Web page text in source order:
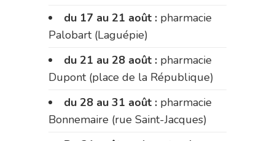
du 17 au 21 août : pharmacie
Palobart (Laguépie)
du 21 au 28 août : pharmacie
Dupont (place de la République)
du 28 au 31 août : pharmacie
Bonnemaire (rue Saint-Jacques)